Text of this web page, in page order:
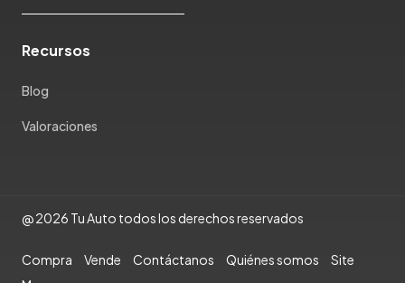
Recursos
Blog
Valoraciones
@ 2026 Tu Auto todos los derechos reservados
Compra Vende Contáctanos Quiénes somos
Site